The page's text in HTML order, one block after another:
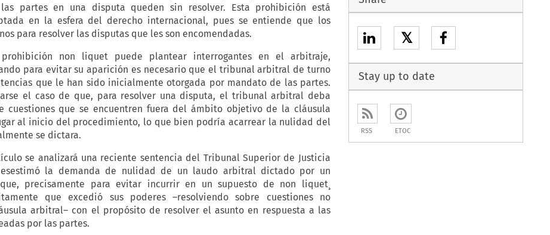
partes en una disputa queden sin resolver. Esta prohibición está
en la esfera del derecho internacional, pues se entiende que los
para resolver las disputas que les son encomendadas.
non liquet puede plantear interrogantes en el arbitraje,
para evitar su aparición es necesario que el tribunal arbitral de turno
que le han sido inicialmente otorgada por mandato de las partes.
el caso de que, para resolver una disputa, el tribunal arbitral deba
cuestiones que se encuentren fuera del ámbito objetivo de la cláusula
al inicio del procedimiento, lo que bien podría acarrear la nulidad del
se dictara.
se analizará una reciente sentencia del Tribunal Superior de Justicia
la demanda de nulidad de un laudo arbitral dictado por un
precisamente para evitar incurrir en un supuesto de non liquet¸
que excedió sus poderes –resolviendo sobre cuestiones no
arbitral– con el propósito de resolver el asunto en respuesta a las
por las partes.
𝕏
Stay up to date
RSS ETOC